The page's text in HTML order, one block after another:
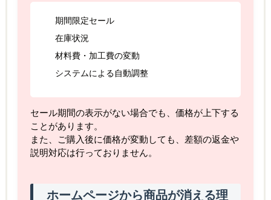
期間限定セール
在庫状況
材料費・加工費の変動
システムによる自動調整
セール期間の表示がない場合でも、価格が上下する
ことがあります。
また、ご購入後に価格が変動しても、差額の返金や
説明対応は行っておりません。
ホームページから商品が消える理